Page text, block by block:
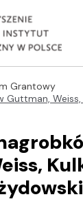
Grantowy
Guttman,